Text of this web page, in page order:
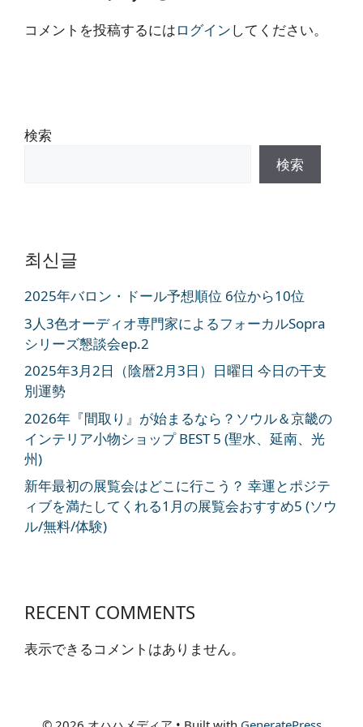
コメントを投稿するにはログインしてください。
検索
検索
최신글
2025年バロン・ドール予想順位 6位から10位
3人3色オーディオ専門家によるフォーカルSopra
シリーズ懇談会ep.2
2025年3月2日（陰暦2月3日）日曜日 今日の干支
別運勢
2026年『間取り』が始まるなら？ソウル＆京畿の
インテリア小物ショップ BEST 5 (聖水、延南、光
州)
新年最初の展覧会はどこに行こう？ 幸運とポジテ
ィブを満たしてくれる1月の展覧会おすすめ5 (ソウ
ル/無料/体験)
RECENT COMMENTS
表示できるコメントはありません。